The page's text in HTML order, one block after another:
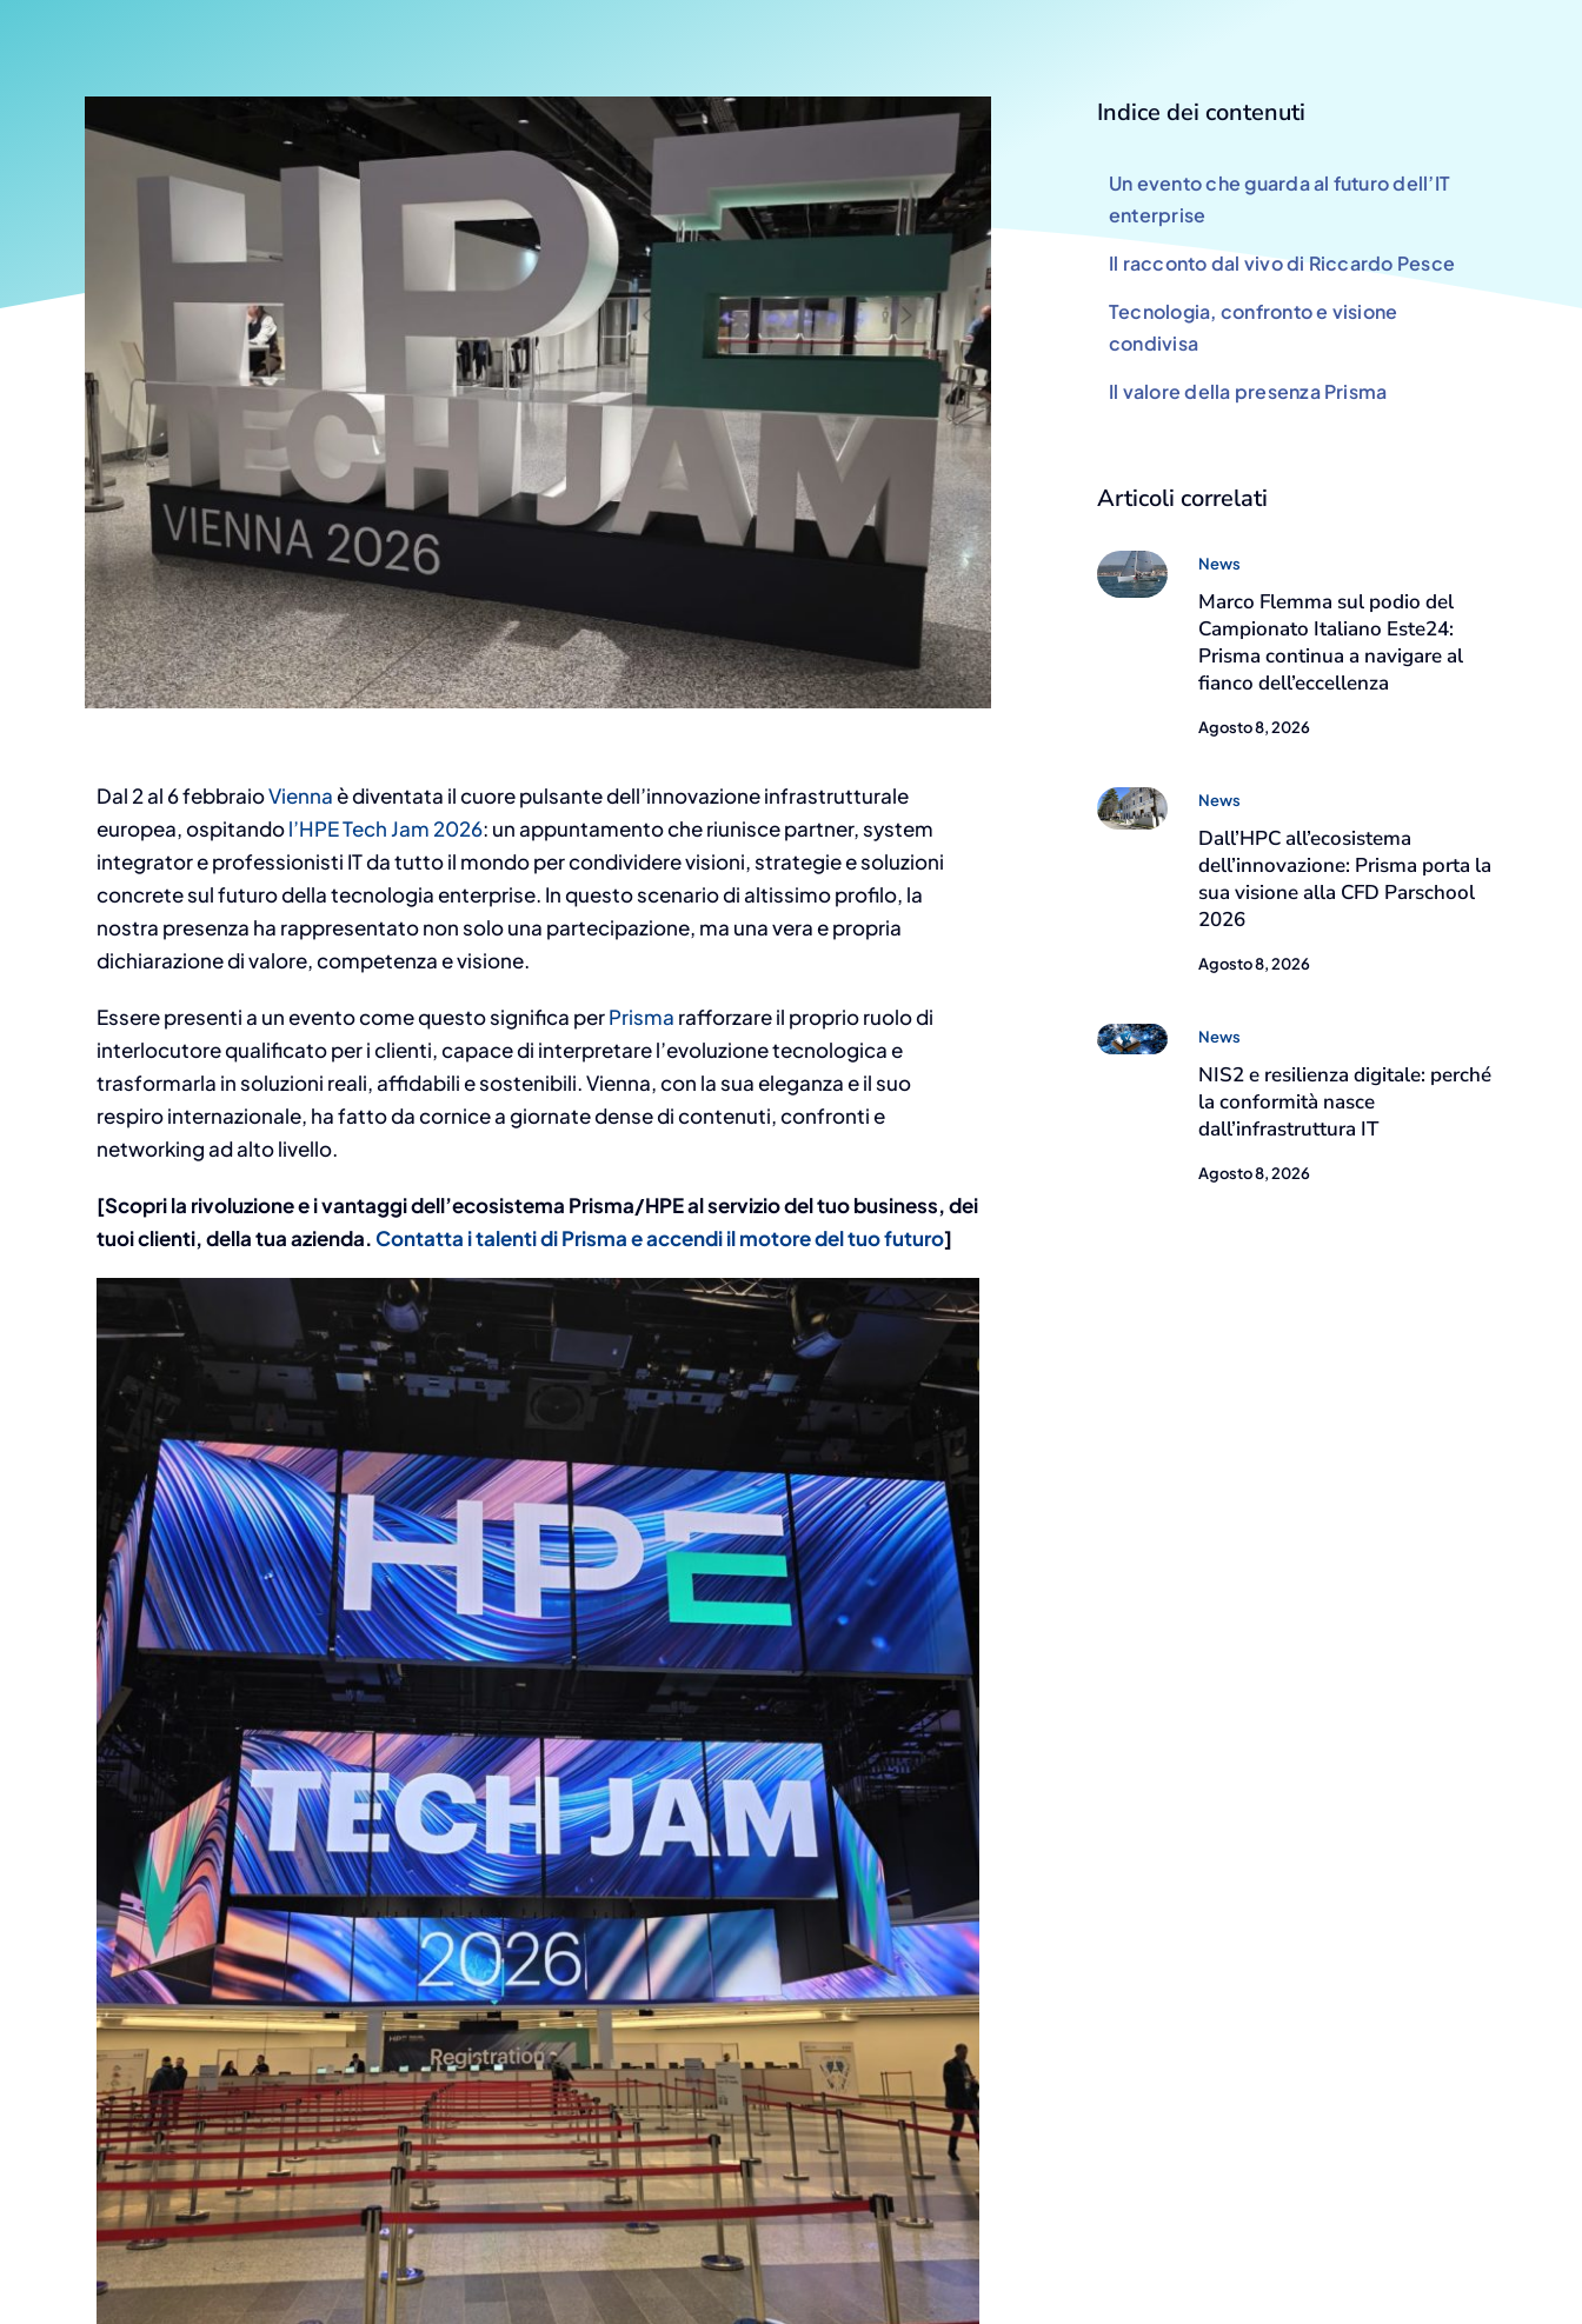
Dal 2 al 6 febbraioViennaè diventata il cuore pulsante dell’innovazione infrastrutturale
europea, ospitandol’HPE Tech Jam 2026: un appuntamento che riunisce partner, system
integrator e professionisti IT da tutto il mondo per condividere visioni, strategie e soluzioni
concrete sul futuro della tecnologia enterprise. In questo scenario di altissimo profilo, la
nostra presenza ha rappresentato non solo una partecipazione, ma una vera e propria
dichiarazione di valore, competenza e visione.
Essere presenti a un evento come questo significa perPrisma rafforzare il proprio ruolo di
interlocutore qualificato per i clienti, capace di interpretare l’evoluzione tecnologica e
trasformarla in soluzioni reali, affidabili e sostenibili. Vienna, con la sua eleganza e il suo
respiro internazionale, ha fatto da cornice a giornate dense di contenuti, confronti e
networking ad alto livello.
[Scopri la rivoluzione e i vantaggi dell’ecosistema Prisma/HPE al servizio del tuo business, dei
tuoi clienti, della tua azienda.Contatta i talenti di Prisma e accendi il motore del tuo futuro]
Indice dei contenuti
Un evento che guarda al futuro dell’IT
enterprise
Il racconto dal vivo di Riccardo Pesce
Tecnologia, confronto e visione
condivisa
Il valore della presenza Prisma
Articoli correlati
News
Marco Flemma sul podio del
Campionato Italiano Este24:
Prisma continua a navigare al
fianco dell’eccellenza
Agosto 8, 2026
News
Dall’HPC all’ecosistema
dell’innovazione: Prisma porta la
sua visione alla CFD Parschool
2026
Agosto 8, 2026
News
NIS2 e resilienza digitale: perché
la conformità nasce
dall’infrastruttura IT
Agosto 8, 2026